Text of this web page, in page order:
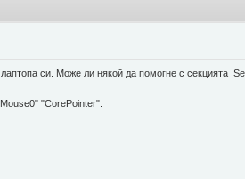
си. Може ли някой да помогне с секцията
"CorePointer".